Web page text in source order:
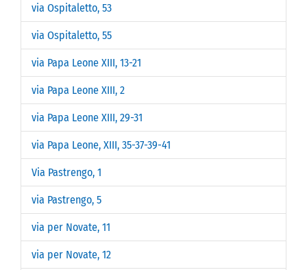
via Ospitaletto, 53
via Ospitaletto, 55
via Papa Leone XIII, 13-21
via Papa Leone XIII, 2
via Papa Leone XIII, 29-31
via Papa Leone, XIII, 35-37-39-41
Via Pastrengo, 1
via Pastrengo, 5
via per Novate, 11
via per Novate, 12